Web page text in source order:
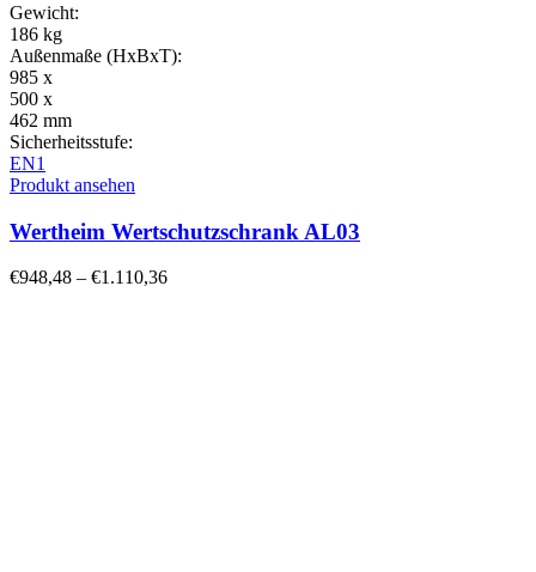
Gewicht:
186 kg
Außenmaße (HxBxT):
985 x
500 x
462 mm
Sicherheitsstufe:
EN1
Produkt ansehen
Wertheim Wertschutzschrank AL03
€948,48 – €1.110,36